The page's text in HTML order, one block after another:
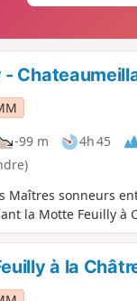
-
-99 m 4h 45
Maîtres sonneurs
la Motte Feuilly à
à la